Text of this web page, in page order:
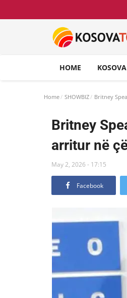
HOME KOSOVA
Home SHOWBIZ Britney
Britney
arritur në
May 2, 2026 - 17:15
Facebook